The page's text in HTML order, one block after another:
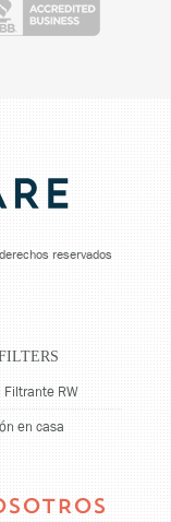
reservados
Filtrante RW
en casa